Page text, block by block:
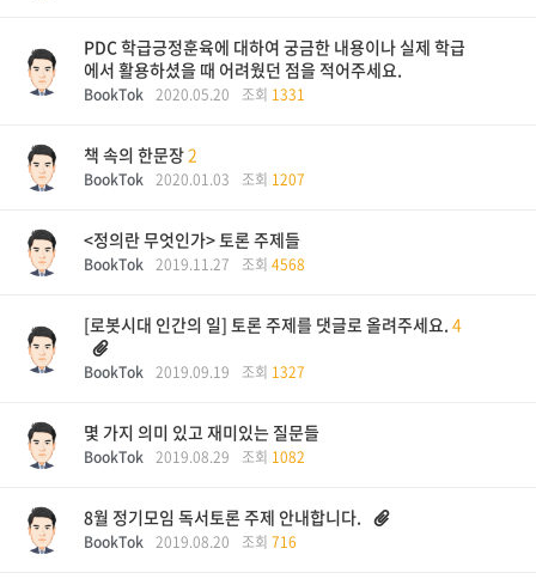
PDC 학급긍정훈육에 대하여 궁금한 내용이나 실제 학급
에서 활용하셨을 때 어려웠던 점을 적어주세요.
BookTok 2020.05.20 조회 1331
책 속의 한문장2
BookTok 2020.01.03 조회 1207
<정의란 무엇인가> 토론 주제들
BookTok 2019.11.27 조회 4568
[로봇시대 인간의 일] 토론 주제를 댓글로 올려주세요. 4
BookTok 2019.09.19 조회 1327
몇 가지 의미 있고 재미있는 질문들
BookTok 2019.08.29 조회 1082
8월 정기모임 독서토론 주제 안내합니다.
BookTok 2019.08.20 조회 716